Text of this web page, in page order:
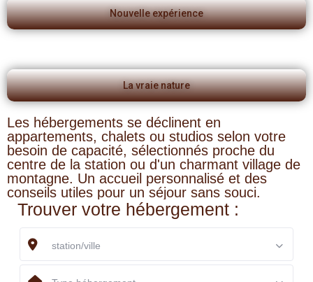
Nouvelle expérience
La vraie nature
Les hébergements se déclinent en
appartements, chalets ou studios selon votre
besoin de capacité, sélectionnés proche du
centre de la station ou d'un charmant village de
montagne. Un accueil personnalisé et des
conseils utiles pour un séjour sans souci.
Trouver votre hébergement :
station/ville